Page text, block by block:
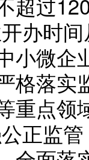
办时
小微企
格落实
重点领
正监